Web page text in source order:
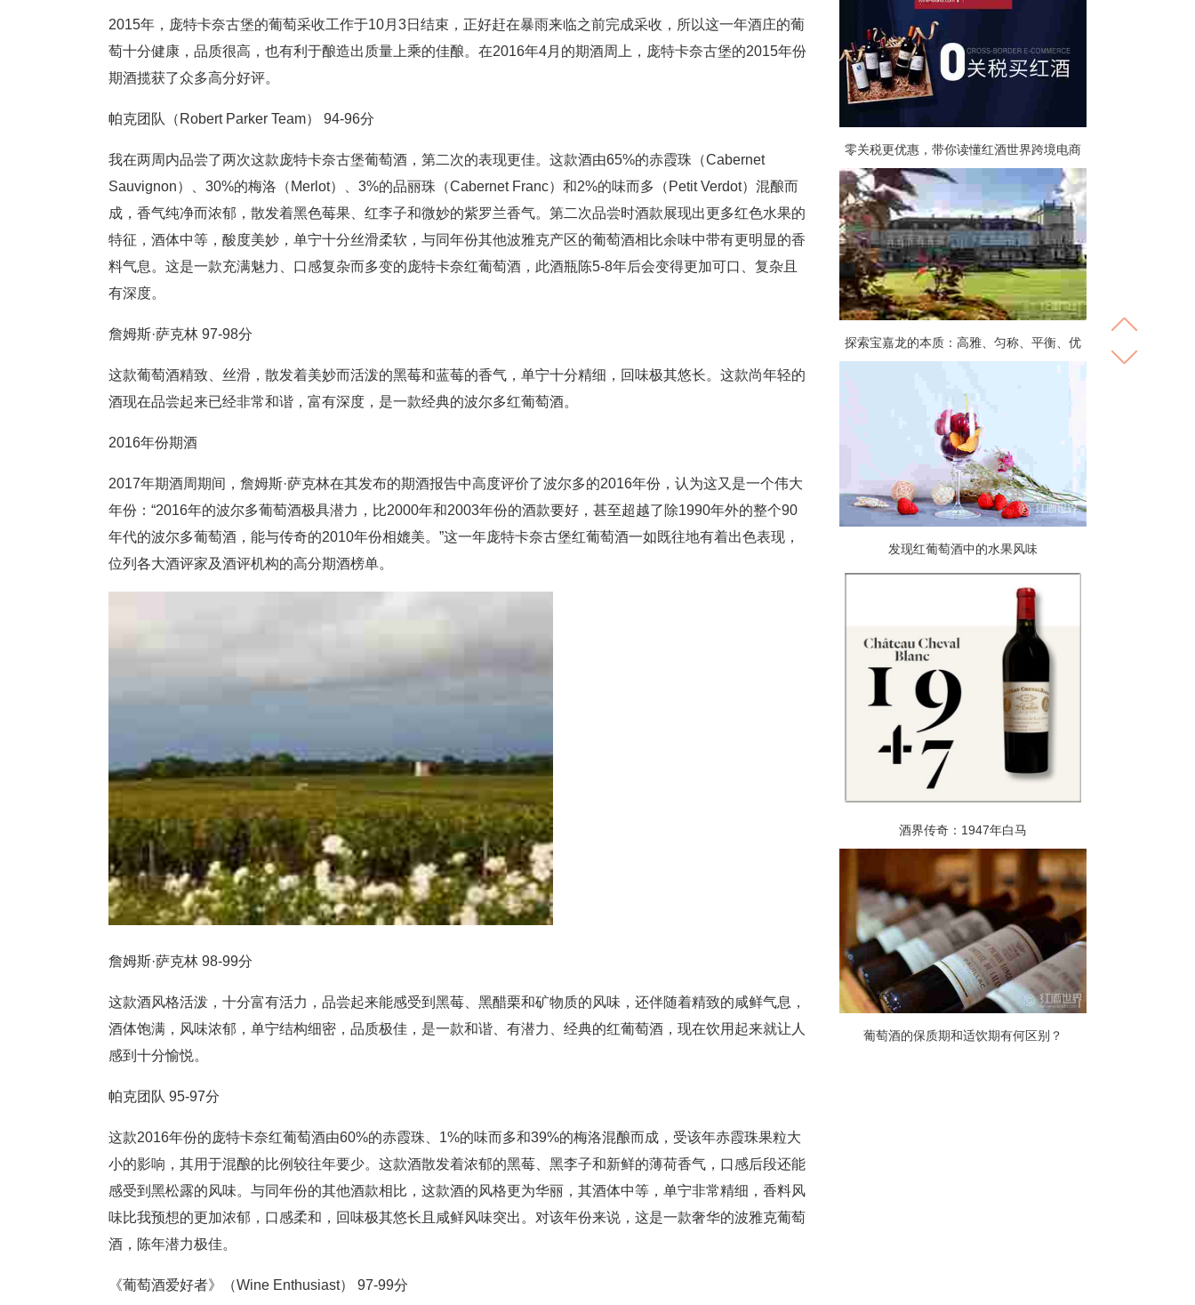
2015年，庞特卡奈古堡的葡萄采收工作于10月3日结束，正好赶在暴雨来临之前完成采收，所以这一年酒庄的葡
萄十分健康，品质很高，也有利于酿造出质量上乘的佳酿。在2016年4月的期酒周上，庞特卡奈古堡的2015年份
期酒揽获了众多高分好评。
帕克团队（Robert Parker Team） 94-96分
我在两周内品尝了两次这款庞特卡奈古堡葡萄酒，第二次的表现更佳。这款酒由65%的赤霞珠（Cabernet
Sauvignon）、30%的梅洛（Merlot）、3%的品丽珠（Cabernet Franc）和2%的味而多（Petit Verdot）混酿而
成，香气纯净而浓郁，散发着黑色莓果、红李子和微妙的紫罗兰香气。第二次品尝时酒款展现出更多红色水果的
特征，酒体中等，酸度美妙，单宁十分丝滑柔软，与同年份其他波雅克产区的葡萄酒相比余味中带有更明显的香
料气息。这是一款充满魅力、口感复杂而多变的庞特卡奈红葡萄酒，此酒瓶陈5-8年后会变得更加可口、复杂且
有深度。
詹姆斯·萨克林 97-98分
这款葡萄酒精致、丝滑，散发着美妙而活泼的黑莓和蓝莓的香气，单宁十分精细，回味极其悠长。这款尚年轻的
酒现在品尝起来已经非常和谐，富有深度，是一款经典的波尔多红葡萄酒。
2016年份期酒
2017年期酒周期间，詹姆斯·萨克林在其发布的期酒报告中高度评价了波尔多的2016年份，认为这又是一个伟大
年份：“2016年的波尔多葡萄酒极具潜力，比2000年和2003年份的酒款要好，甚至超越了除1990年外的整个90
年代的波尔多葡萄酒，能与传奇的2010年份相媲美。”这一年庞特卡奈古堡红葡萄酒一如既往地有着出色表现，
位列各大酒评家及酒评机构的高分期酒榜单。
詹姆斯·萨克林 98-99分
这款酒风格活泼，十分富有活力，品尝起来能感受到黑莓、黑醋栗和矿物质的风味，还伴随着精致的咸鲜气息，
酒体饱满，风味浓郁，单宁结构细密，品质极佳，是一款和谐、有潜力、经典的红葡萄酒，现在饮用起来就让人
感到十分愉悦。
帕克团队 95-97分
这款2016年份的庞特卡奈红葡萄酒由60%的赤霞珠、1%的味而多和39%的梅洛混酿而成，受该年赤霞珠果粒大
小的影响，其用于混酿的比例较往年要少。这款酒散发着浓郁的黑莓、黑李子和新鲜的薄荷香气，口感后段还能
感受到黑松露的风味。与同年份的其他酒款相比，这款酒的风格更为华丽，其酒体中等，单宁非常精细，香料风
味比我预想的更加浓郁，口感柔和，回味极其悠长且咸鲜风味突出。对该年份来说，这是一款奢华的波雅克葡萄
酒，陈年潜力极佳。
《葡萄酒爱好者》（Wine Enthusiast） 97-99分
零关税更优惠，带你读懂红酒世界跨境电商
探索宝嘉龙的本质：高雅、匀称、平衡、优
雅而卓越
发现红葡萄酒中的水果风味
酒界传奇：1947年白马
葡萄酒的保质期和适饮期有何区别？